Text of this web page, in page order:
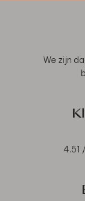
We zijn
4.51